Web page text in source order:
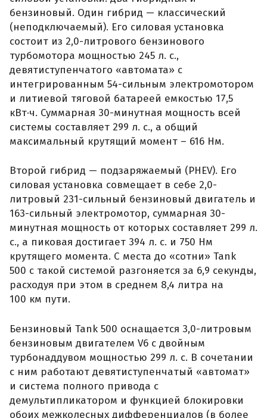
бензиновый. Один гибрид — классический
(неподключаемый). Его силовая установка
состоит из 2,0-литрового бензинового
турбомотора мощностью 245 л. с.,
девятиступенчатого «автомата» с
интегрированным 54-сильным электромотором
и литиевой тяговой батареей емкостью 17,5
кВт·ч. Суммарная 30-минутная мощность всей
системы составляет 299 л. с., а общий
максимальный крутящий момент – 616 Нм.
Второй гибрид — подзаряжаемый (PHEV). Его
силовая установка совмещает в себе 2,0-
литровый 231-сильный бензиновый двигатель и
163-сильный электромотор, суммарная 30-
минутная мощность от которых составляет 299 л.
с., а пиковая достигает 394 л. с. и 750 Нм
крутящего момента. С места до «сотни» Tank
500 с такой системой разгоняется за 6,9 секунды,
расходуя при этом в среднем 8,4 литра на
100 км пути.
Бензиновый Tank 500 оснащается 3,0-литровым
бензиновым двигателем V6 с двойным
турбонаддувом мощностью 299 л. с. В сочетании
с ним работают девятиступенчатый «автомат»
и система полного привода с
демультипликатором и функцией блокировки
обоих межколесных дифференциалов (в более